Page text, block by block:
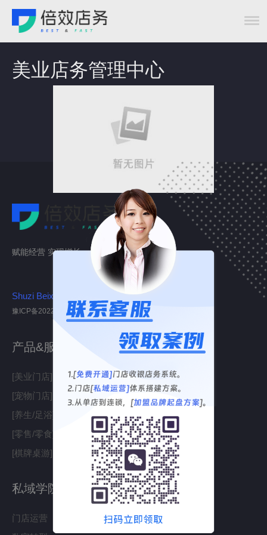
美业店务管理中心
赋能经营 实现增长
Shuzi Beixiao
豫ICP备2022005306号
产品&服务
[美业门店]店务&收银解决方案
[宠物门店]店务&收银解决方案
[养生/足浴]店务&收银解决方案
[零售/零食]店务&收银解决方案
[棋牌桌游]店务&收银解决方案
私域学院
门店运营